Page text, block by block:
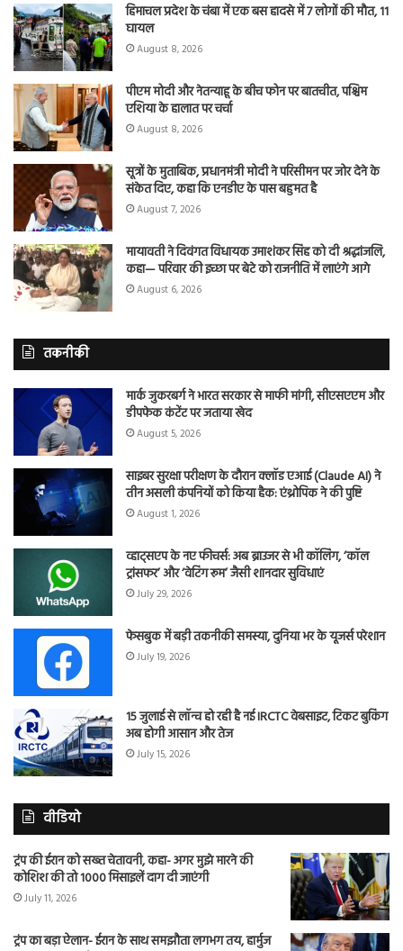
हिमाचल प्रदेश के चंबा में एक बस हादसे में 7 लोगों की मौत, 11
घायल
August 8, 2026
पीएम मोदी और नेतन्याहू के बीच फोन पर बातचीत, पश्चिम
एशिया के हालात पर चर्चा
August 8, 2026
सूत्रों के मुताबिक, प्रधानमंत्री मोदी ने परिसीमन पर जोर देने के
संकेत दिए, कहा कि एनडीए के पास बहुमत है
August 7, 2026
मायावती ने दिवंगत विधायक उमाशंकर सिंह को दी श्रद्धांजलि,
कहा— परिवार की इच्छा पर बेटे को राजनीति में लाएंगे आगे
August 6, 2026
तकनीकी
मार्क जुकरबर्ग ने भारत सरकार से माफी मांगी, सीएसएएम और
डीपफेक कंटेंट पर जताया खेद
August 5, 2026
साइबर सुरक्षा परीक्षण के दौरान क्लॉड एआई (Claude AI) ने
तीन असली कंपनियों को किया हैक: एंथ्रोपिक ने की पुष्टि
August 1, 2026
व्हाट्सएप के नए फीचर्स: अब ब्राउजर से भी कॉलिंग, ‘कॉल
ट्रांसफर’ और ‘वेटिंग रूम’ जैसी शानदार सुविधाएं
July 29, 2026
फेसबुक में बड़ी तकनीकी समस्या, दुनिया भर के यूजर्स परेशान
July 19, 2026
15 जुलाई से लॉन्च हो रही है नई IRCTC वेबसाइट, टिकट बुकिंग
अब होगी आसान और तेज
July 15, 2026
वीडियो
ट्रंप की ईरान को सख्त चेतावनी, कहा- अगर मुझे मारने की
कोशिश की तो 1000 मिसाइलें दाग दी जाएंगी
July 11, 2026
ट्रंप का बड़ा ऐलान- ईरान के साथ समझौता लगभग तय, हार्मुज